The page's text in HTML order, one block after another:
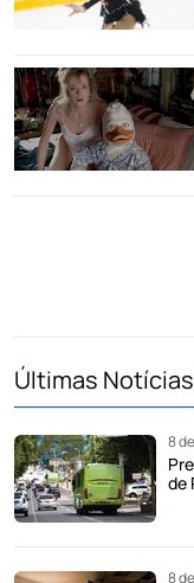
Últimas Notícias
8
de
8